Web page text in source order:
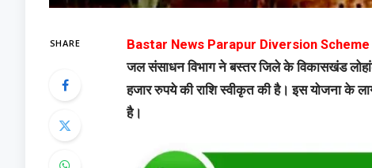
SHARE Bastar News Parapur Diversion Scheme
जल संसाधन विभाग ने बस्तर जिले के विकासखंड
हजार रुपये की राशि स्वीकृत की है। इस योजना के
है।